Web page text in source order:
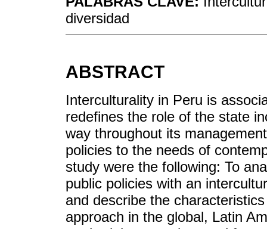
diversidad
ABSTRACT
Interculturality in Peru is
redefines the role of the state
way throughout its
policies to the needs of
study were the following: To
public policies with an
and describe the
approach in the global, Latin